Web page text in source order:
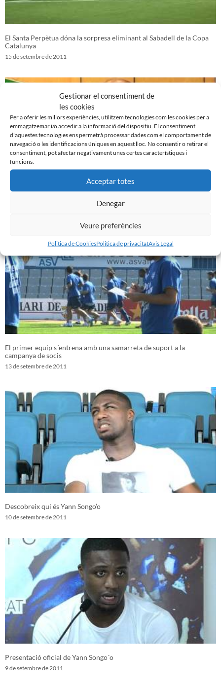
Gestionar el consentiment de
les cookies
Per a oferir les millors experiències, utilitzem tecnologies com les cookies per a
emmagatzemar i/o accedir a la informació del dispositiu. El consentiment
d'aquestes tecnologies ens permetrà processar dades com el comportament de
navegació o les identificacions úniques en aquest lloc. No consentir o retirar el
consentiment, pot afectar negativament unes certes característiques i
funcions.
Acceptar totes
Denegar
Veure preferències
Politica de CookiesPolitica de privacitatAvis Legal
El Santa Perpètua dóna la sorpresa eliminant al Sabadell de la Copa
Catalunya
15 de setembre de 2011
El primer equip s´entrena amb una samarreta de suport a la
campanya de socis
13 de setembre de 2011
Descobreix qui és Yann Songo’o
10 de setembre de 2011
Presentació oficial de Yann Songo´o
9 de setembre de 2011